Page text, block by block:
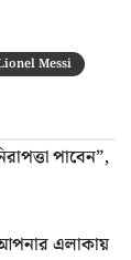
Messi
পাবেন”,
আপনার এলাকায়